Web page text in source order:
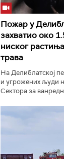
Пожар у
захватио око
ниског
трава
На Делиблатској
и угрожених људи
Сектора за
РТС